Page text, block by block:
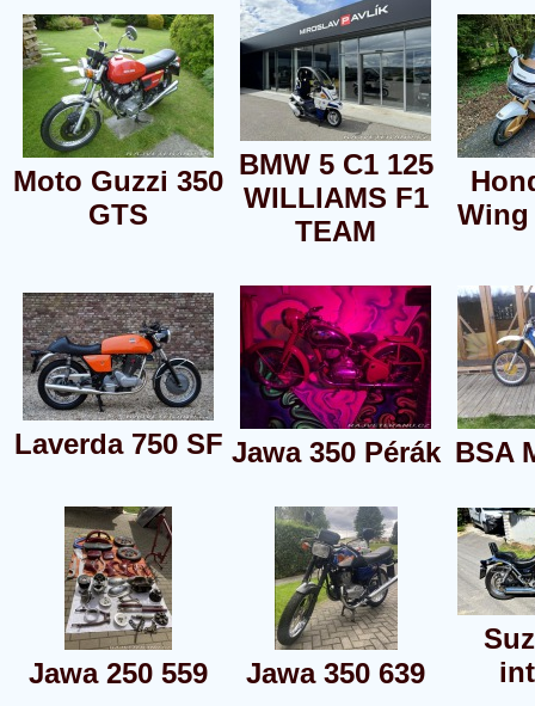
Moto Guzzi 350
GTS
BMW 5 C1 125
WILLIAMS F1
TEAM
Wing
Laverda 750 SF Jawa 350 Pérák BSA
Jawa 250 559 Jawa 350 639